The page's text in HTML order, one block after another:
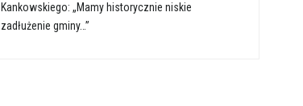
Kankowskiego: „Mamy historycznie niskie
zadłużenie gminy…”